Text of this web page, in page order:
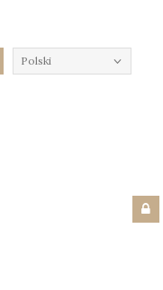
Polski